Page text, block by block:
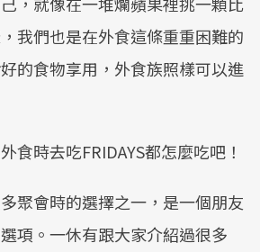
我們也是在外食這條重重困難的
的食物享用，外食族照樣可以進
食時去吃FRIDAYS都怎麼吃吧！
聚會時的選擇之一，是一個朋友
項。一休有跟大家介紹過很多